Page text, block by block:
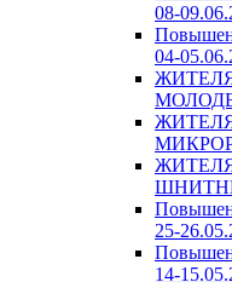
08-
04-
25-
14-